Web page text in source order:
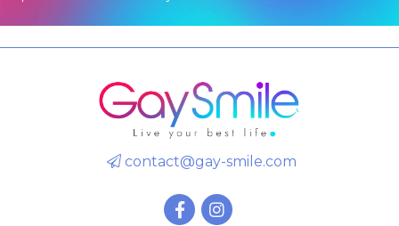
contact@gay-smile.com